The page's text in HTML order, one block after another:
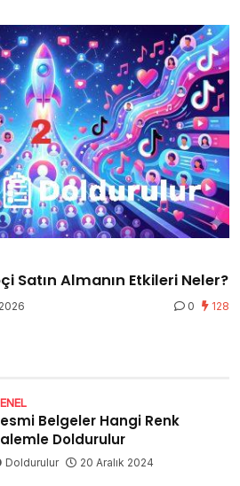
Satın Almanın Etkileri Neler?
0 128
Belgeler Hangi Renk
Doldurulur
Doldurulur 20 Aralık 2024